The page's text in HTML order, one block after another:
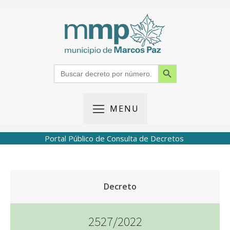
Search
for:
Search Button
MENU
Portal Público de Consulta de Decretos
Decreto
2527/2022